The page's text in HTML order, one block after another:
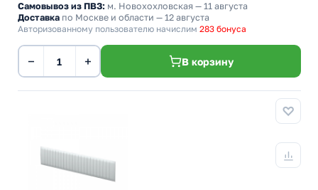
Самовывоз из ПВЗ: м. Новохохловская — 11 августа
Доставка по Москве и области — 12 августа
Авторизованному пользователю начислим 283 бонуса
− + В корзину